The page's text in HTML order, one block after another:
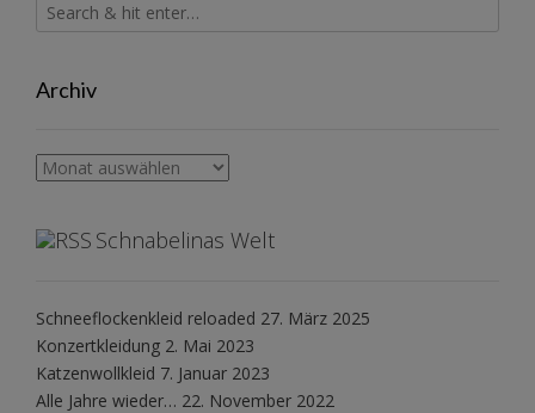
Archiv
Archiv
Schnabelinas Welt
Schneeflockenkleid reloaded 27. März 2025
Konzertkleidung 2. Mai 2023
Katzenwollkleid 7. Januar 2023
Alle Jahre wieder… 22. November 2022